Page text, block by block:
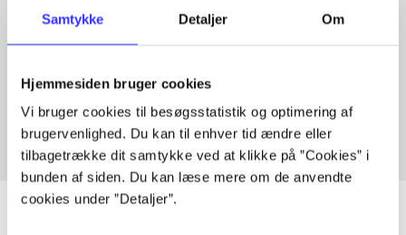
Samtykke Detaljer Om
Hjemmesiden bruger cookies
Vi bruger cookies til besøgsstatistik og optimering af
brugervenlighed. Du kan til enhver tid ændre eller
tilbagetrække dit samtykke ved at klikke på ”Cookies” i
bunden af siden. Du kan læse mere om de anvendte
cookies under ”Detaljer”.
Fra